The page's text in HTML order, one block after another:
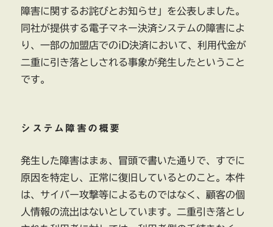
張
障害に関するお詫びとお知らせ」を公表しました。
同社が提供する電子マネー決済システムの障害によ
り、一部の加盟店でのiD決済において、利用代金が
二重に引き落としされる事象が発生したということ
です。
システム障害の概要
発生した障害はまぁ、冒頭で書いた通りで、すでに
原因を特定し、正常に復旧しているとのこと。本件
は、サイバー攻撃等によるものではなく、顧客の個
人情報の流出はないとしています。二重引き落とし